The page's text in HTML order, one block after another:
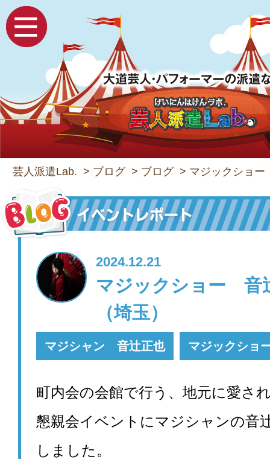
芸人派遣Lab. > ブログ > ブログ > マジックショ
2024.12.21
マジックショー
（埼玉）
マジシャン 音辻正也 マジックショ
町内会の会館で行う、地元に愛さ
懇親会イベントにマジシャンの音
しました。